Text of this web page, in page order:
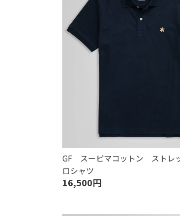
GF スーピマコットン ストレ
ロシャツ
16,500円